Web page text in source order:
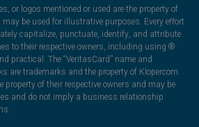
or logos mentioned or used are the property of
be used for illustrative purposes. Every effort
capitalize, punctuate, identify, and attribute
to their respective owners, including using ®
practical. The “VeritasCard” name and
are trademarks and the property of Klopercom.
property of their respective owners and may be
and do not imply a business relationship